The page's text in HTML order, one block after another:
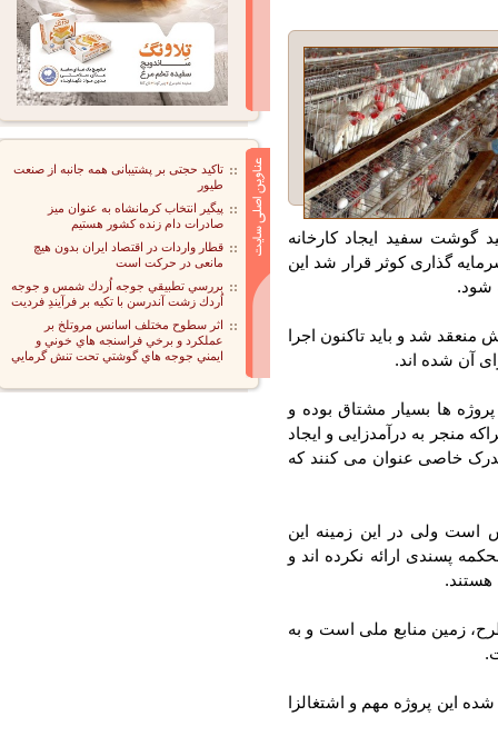
گوشت سفید ایجاد کارخانه
گذاری کوثر قرار شد این
گفت: این تفاهم نامه ۳ سال پیش منعقد شد و باید تاکنون اجرا
آن شده اند.
ها بسیار مشتاق بوده و
به درآمدزایی و ایجاد
خاصی عنوان می کنند که
ولی در این زمینه این
پسندی ارائه نکرده اند و
زمین منابع ملی است و به
این پروژه مهم و اشتغالزا
تاکید حجتی بر پشتیبانی همه جانبه از صنعت
طیور
پیگیر انتخاب کرمانشاه به عنوان میز
صادرات دام زنده کشور هستیم
قطار واردات در اقتصاد ایران بدون هیچ
مانعی در حرکت است
بررسي تطبيقي جوجه اُردك شمس و جوجه
اُردك زشت آندرسن با تكيه بر فرآيندِ فرديت
اثر سطوح مختلف اسانس مروتلخ بر
عملكرد و برخي فراسنجه هاي خوني و
ايمني جوجه هاي گوشتي تحت تنش گرمايي